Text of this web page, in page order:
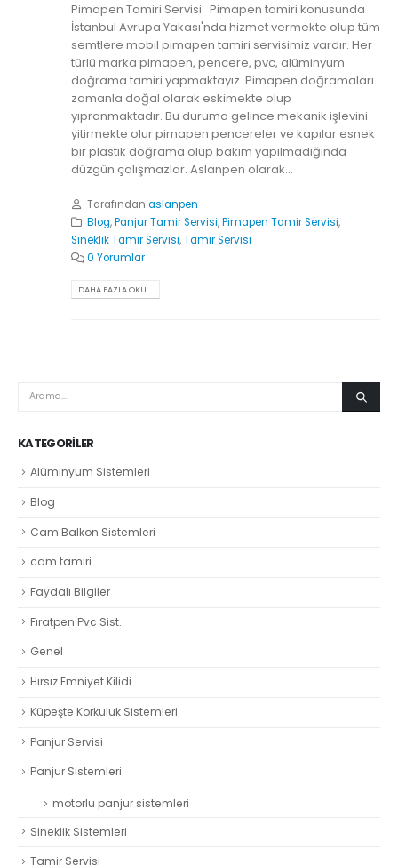
Pimapen Tamiri Servisi Pimapen tamiri konusunda
İstanbul Avrupa Yakası'nda hizmet vermekte olup tüm
semtlere mobil pimapen tamiri servisimiz vardır. Her
türlü marka pimapen, pencere, pvc, alüminyum
doğrama tamiri yapmaktayız. Pimapen doğramaları
zamanla doğal olarak eskimekte olup
yıpranmaktadır. Bu duruma gelince mekanik işlevini
yitirmekte olur pimapen pencereler ve kapılar esnek
bir plastik doğrama olup bakım yapılmadığında
düzgün çalışmazlar. Aslanpen olarak...
Tarafından aslanpen
Blog,Panjur Tamir Servisi,Pimapen Tamir Servisi,
Sineklik Tamir Servisi,Tamir Servisi
0 Yorumlar
DAHA FAZLA OKU...
KATEGORILER
Alüminyum Sistemleri
Blog
Cam Balkon Sistemleri
cam tamiri
Faydalı Bilgiler
Fıratpen Pvc Sist.
Genel
Hırsız Emniyet Kilidi
Küpeşte Korkuluk Sistemleri
Panjur Servisi
Panjur Sistemleri
motorlu panjur sistemleri
Sineklik Sistemleri
Tamir Servisi